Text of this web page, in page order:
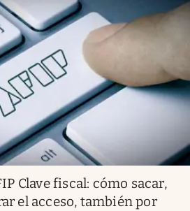
Clave fiscal: cómo sacar,
el acceso, también por